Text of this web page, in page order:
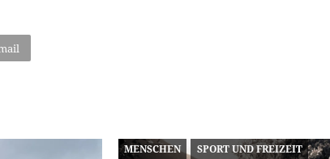
MENSCHEN SPORT UND FREIZEIT